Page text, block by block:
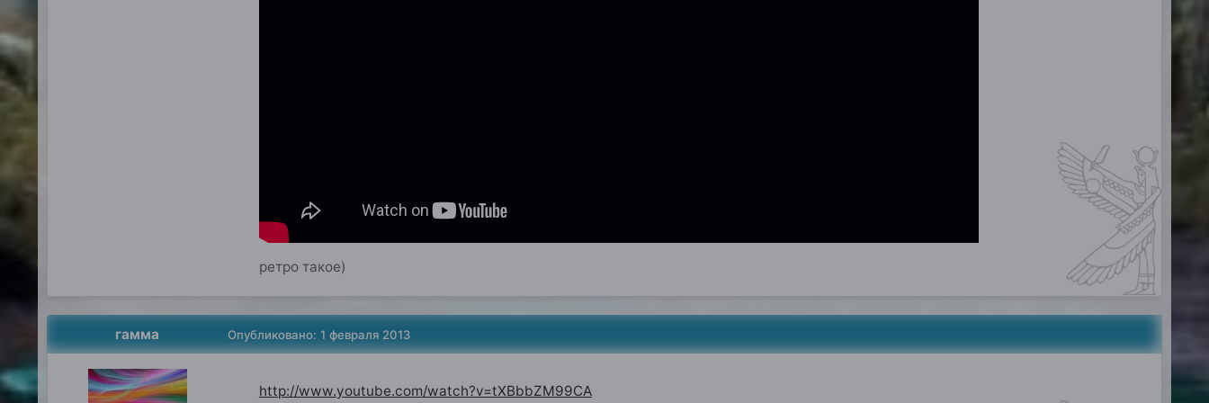
ретро такое)
гамма Опубликовано: 1 февраля 2013
http://www.youtube.com/watch?v=tXBbbZM99CA